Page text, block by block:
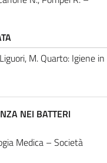
M. Quarto: Igiene in
NEI BATTERI
Medica – Società